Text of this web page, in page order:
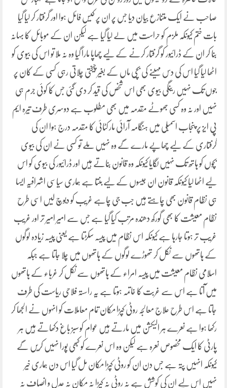
صاحب نے ایک متنازع بیان دیا جس پر ان پر کیس فائل ہوا اور گرفتار کر لیا گیا
بات ختم کیونکہ ملزم کو حراست میں لے لیا گیا ہے لیکن ان کے موبائل کا بہانہ
بنا کر ان کے ڈرائیور کو گرفتار کرنے کے لیے چھاپا مارا گیا وہ نہ ملا تو اس کی بیوی کو
اٹھا لیا گیا اس کی دس مہینے کی بچی ماں کے بغیر چیختی چلاتی رہی کسی کے کان پر
جوں تک نہیں رینگی بیوی بھی اس شخص کی قید کر دی گئی جس کا کوئی جرم ہی
نہیں اور نہ وہ کسی جھوٹے مقدمہ میں بھی مطلوب ہے دوسری طرف تیرہ ایم
پی ایز پر پنجاب اسمبلی میں ہنگامہ آرائی مار کٹائی کا مقدمہ درج ہوا ان کی
گرفتاری کے لیے چھاپے مارے گے وہ نہیں ملے تو کسی نے ان کی بیوی
بچوں کو ہاتھ تک نہیں لگایا کیونکہ وہ قانون بناتے ہیں اور ڈرائیور کی بیوی کو اس
لیے اٹھا لیا کیونکہ قانون ان جیسوں کے لیے بنتا ہے ہماری سیاسی اشرافیہ ایسا
ہی نظام قانون بھی چاہتے ہیں جب جی چاہے غریب کو دبوچ لیں اسی طرح
نظام معیشت کا بھی گورکھ دھندہ مرتب کیا گیا ہے جس سے امیر امیر تر اور غریب
غریب تر ہوتا جارہا ہے کیونکہ اس نظام میں پیسہ سکڑتا ہے یعنی پیسہ زیادہ لوگوں
کے ہاتھوں سے نکل کر تھوڑے لوگوں کے ہاتھوں میں چلا جاتا ہے جبکہ
اسلامی نظام معیشت میں پیسہ امراء کے ہاتھوں سے نکل کر غرباء کے ہاتھوں
میں آتا ہے اس سے غربت کا خاتمہ ہوتا ہے یہ راستہ فلاحی ریاست کی طرف
جاتا ہے اس طرح علاج معالجہ روٹی کپڑا مکان تمام معاملات کو انہوں نے الجھا کر
رکھا ہوا ہے نعرے ہر الیکشن میں مارتے ہیں عوام کو سبز باغ دکھاتے ہیں ہر
پارٹی کا ایک مخصوص نعرہ ہے لیکن وہ اس نعرے کو کبھی پورا نہیں کریں گے
کیونکہ انہیں پتہ ہے جس دن ان کو روٹی کپڑا مکان مل گیا اس دن ہماری خیر
نہیں اس لیے ان کی کوشش ہے نہ روٹی نہ کپڑا نہ مکان نہ عدل و انصاف نہ